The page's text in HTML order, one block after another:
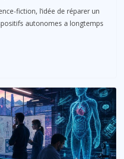
fiction, l’idée de réparer un
autonomes a longtemps